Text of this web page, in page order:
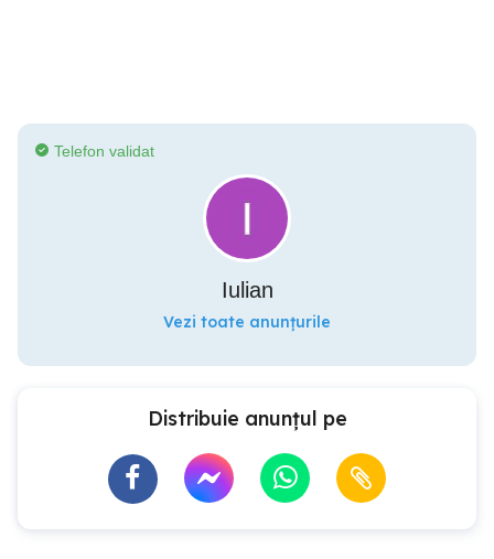
Telefon validat
Iulian
Vezi toate anunțurile
Distribuie anunțul pe